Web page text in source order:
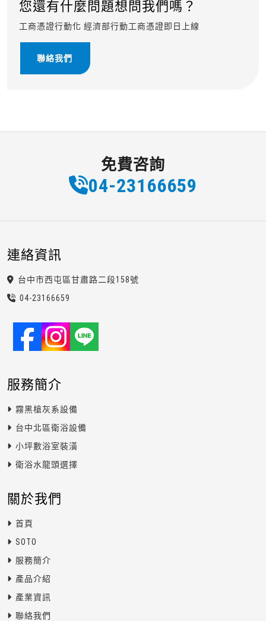
您還有什麼問題想問我們嗎？
工商憑證行動化 經濟部行動工商憑證即日上線
聯絡我們
免費咨詢
04-23166659
關於我們
首頁
SOTO
服務簡介
產品介紹
產業資訊
聯絡我們
服務簡介
霧黑槍灰系設備
台中北區衛浴設備
小坪數浴室裝潢
衛浴水龍頭選擇
連絡資訊
台中市西屯區甘肅路二段158號
04-231 66659